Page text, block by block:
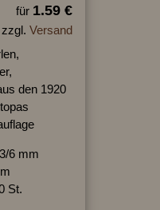
für 1.59 €
zzgl. Versand
den 1920
6 mm
St.